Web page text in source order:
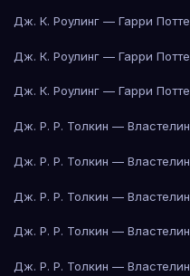
Дж. К. Роулинг — Гарри
Дж. К. Роулинг — Гарри
Дж. К. Роулинг — Гарри
Дж. Р. Р. Толкин —
Дж. Р. Р. Толкин —
Дж. Р. Р. Толкин —
Дж. Р. Р. Толкин —
Дж. Р. Р. Толкин —